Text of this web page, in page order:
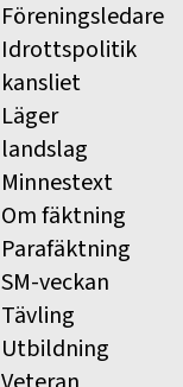
Föreningsledare
Idrottspolitik
kansliet
Läger
landslag
Minnestext
Om fäktning
Parafäktning
SM-veckan
Tävling
Utbildning